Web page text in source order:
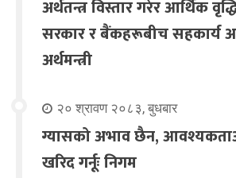
अर्थतन्त्र विस्तार गरेर आर्थिक
सरकार र बैंकहरूबीच सहकार्य
अर्थमन्त्री
२० श्रावण २०८३, बुधबार
ग्यासको अभाव छैन,
खरिद गर्नूः निगम